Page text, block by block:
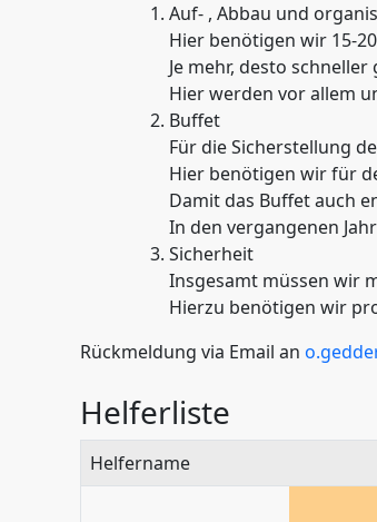
Auf- , Abbau und
Hier benötigen wir 15-
Je mehr, desto
Hier werden vor allem
Buffet
Für die Sicherstellung
Hier benötigen wir für
Damit das Buffet auch
In den vergangenen
Sicherheit
Insgesamt müssen wir
Hierzu benötigen wir
Rückmeldung via Email an
Helferliste
Helfername